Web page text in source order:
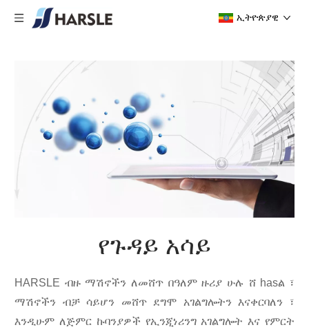
ኢትዮጵያዊ
የጉዳይ አሳይ
HARSLE ብዙ ማሽኖችን ለመሸጥ በዓለም ዙሪያ ሁሉ ሸ hasል ፣
ማሽኖችን ብቻ ሳይሆን መሸጥ ደግሞ አገልግሎትን እናቀርባለን ፣
እንዲሁም ለጅምር ኩባንያዎች የኢንጂነሪንግ አገልግሎት እና የምርት